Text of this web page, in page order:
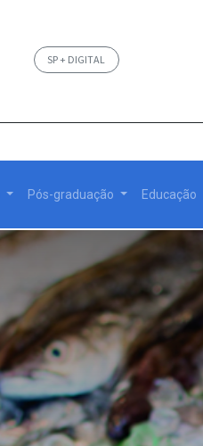
SP + DIGITAL
Pós-graduação Educação